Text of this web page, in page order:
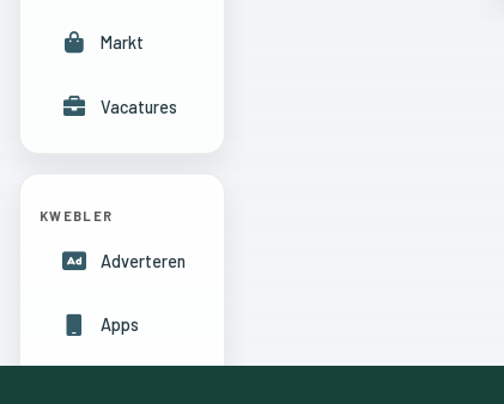
Markt
Vacatures
KWEBLER
Adverteren
Apps